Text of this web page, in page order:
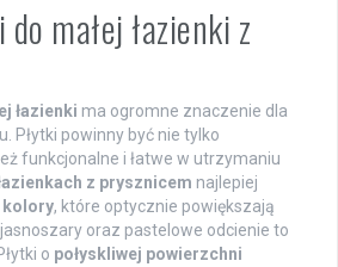
małej łazienki z
łazienki ma ogromne znaczenie dla
Płytki powinny być nie tylko
funkcjonalne i łatwe w utrzymaniu
z prysznicem najlepiej
kolory, które optycznie powiększają
oraz pastelowe odcienie to
o połyskliwej powierzchni